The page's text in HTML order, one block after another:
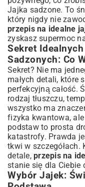
Jajka sadzone. To
który nigdy nie
przepis na idealne
zyskasz supermoc
Sekret
Sadzonych: Co
Sekret? Nie ma
małych detali, które
perfekcyjną całość.
rodzaj tłuszczu,
wszystko ma
fizyka kwantowa,
podstaw to prosta
katastrofy. Prawda
tkwi w szczegółach.
detale, przepis na
stanie się dla Ciebie
Wybór Jajek: